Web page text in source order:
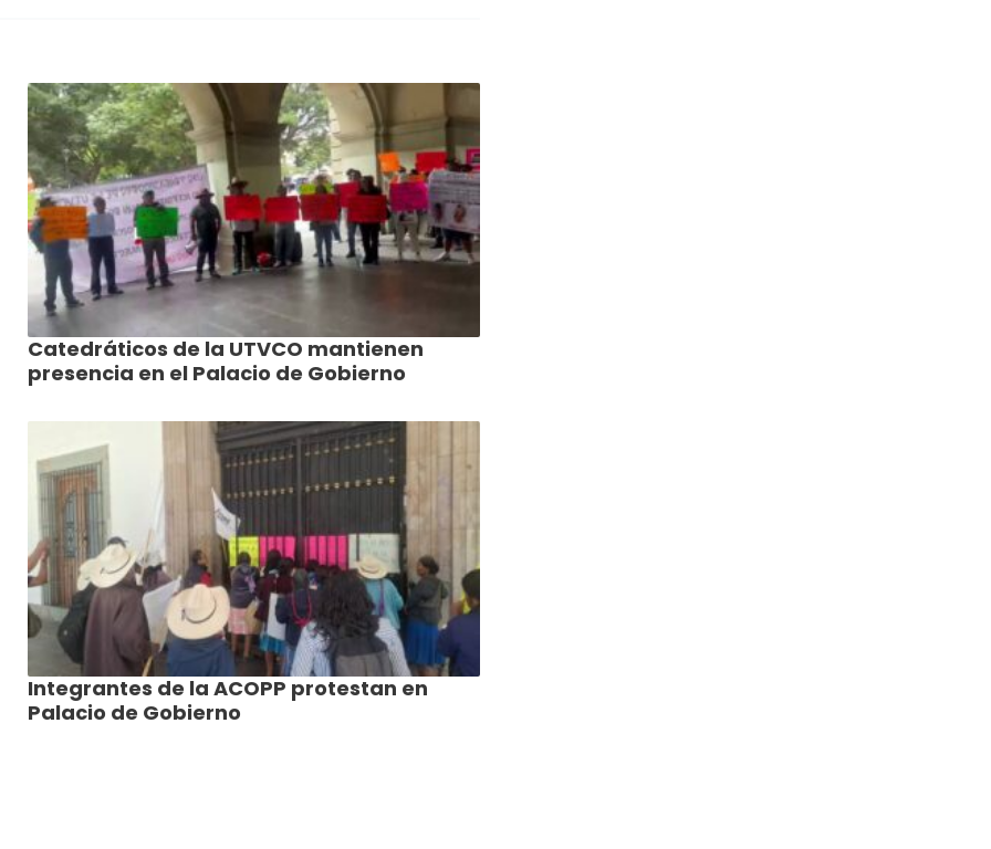
Catedráticos de la UTVCO mantienen
presencia en el Palacio de Gobierno
Integrantes de la ACOPP protestan en
Palacio de Gobierno